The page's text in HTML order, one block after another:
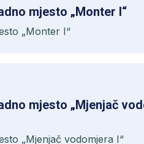
mjesto „Monter I“
„Monter I“
mjesto „Mjenjač
„Mjenjač vodomjera I“